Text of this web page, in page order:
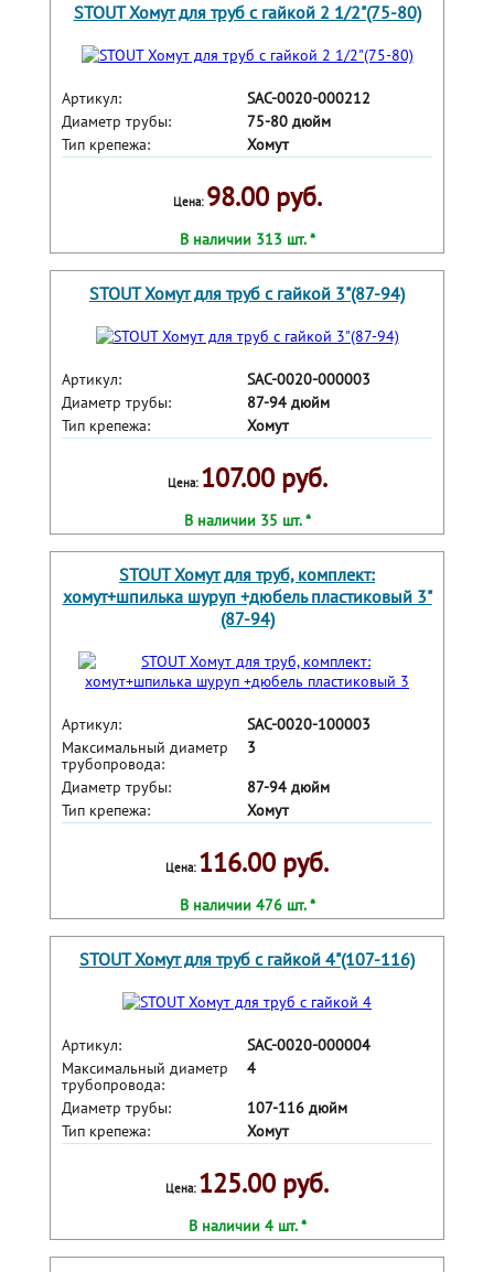
STOUT Хомут для труб с гайкой 2 1/2"(75-80)
Артикул:
SAC-0020-000212
Диаметр трубы:
75-80 дюйм
Тип крепежа:
Хомут
Цена: 98.00 руб.
В наличии 313 шт. *
STOUT Хомут для труб с гайкой 3"(87-94)
Артикул:
SAC-0020-000003
Диаметр трубы:
87-94 дюйм
Тип крепежа:
Хомут
Цена: 107.00 руб.
В наличии 35 шт. *
STOUT Хомут для труб, комплект:
хомут+шпилька шуруп +дюбель пластиковый 3"
(87-94)
Артикул:
SAC-0020-100003
Максимальный диаметр
трубопровода:
3
Диаметр трубы:
87-94 дюйм
Тип крепежа:
Хомут
Цена: 116.00 руб.
В наличии 476 шт. *
STOUT Хомут для труб с гайкой 4"(107-116)
Артикул:
SAC-0020-000004
Максимальный диаметр
трубопровода:
4
Диаметр трубы:
107-116 дюйм
Тип крепежа:
Хомут
Цена: 125.00 руб.
В наличии 4 шт. *